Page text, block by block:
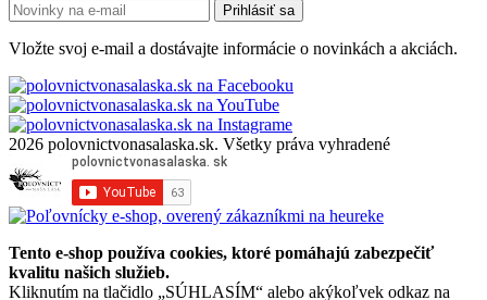
Prihlásiť sa
Vložte svoj e-mail a dostávajte informácie o novinkách a akciách.
2026 polovnictvonasalaska.sk. Všetky práva vyhradené
Tento e-shop používa cookies, ktoré pomáhajú zabezpečiť
kvalitu našich služieb.
Kliknutím na tlačidlo „SÚHLASÍM“ alebo akýkoľvek odkaz na